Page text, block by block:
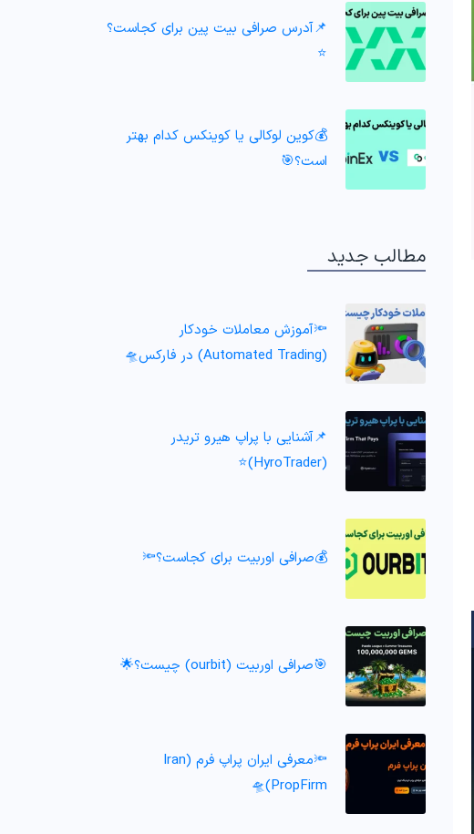
📌آدرس صرافی بیت پین برای کجاست؟
⭐️
💰کوین لوکالی یا کوینکس کدام بهتر
است؟🎯
مطالب جدید
🔦آموزش معاملات خودکار
(Automated Trading) در فارکس🛸
📌آشنایی با پراپ هیرو تریدر
(HyroTrader)⭐️
💰صرافی اوربیت برای کجاست؟🔦
🎯صرافی اوربیت (ourbit) چیست؟🌟
🔦معرفی ایران پراپ فرم (Iran
PropFirm)🛸